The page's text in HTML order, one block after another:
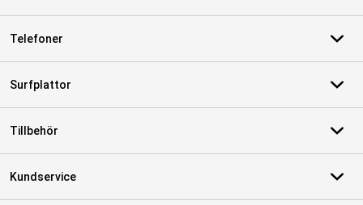
Telefoner
Surfplattor
Tillbehör
Kundservice